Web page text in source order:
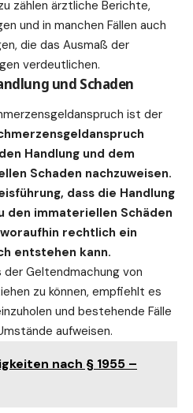
zählen ärztliche Berichte,
und in manchen Fällen auch
die das Ausmaß der
verdeutlichen.
und Schaden
ist der
geldanspruch
Handlung und dem
Schaden nachzuweisen.
dass die Handlung
den immateriellen Schäden
rechtlich ein
entstehen kann.
der Geltendmachung von
zu können, empfiehlt es
und bestehende Fälle
aufweisen.
nach § 1955 –